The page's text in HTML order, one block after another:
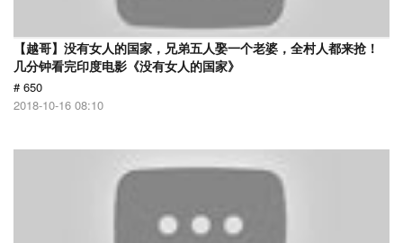
【越哥】没有女人的国家，兄弟五人娶一个老婆，全村人都来抢！
几分钟看完印度电影《没有女人的国家》
# 650
2018-10-16 08:10